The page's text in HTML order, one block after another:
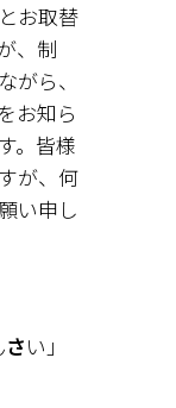
お取替
、制
がら、
お知ら
。皆様
が、何
い申し
さい」